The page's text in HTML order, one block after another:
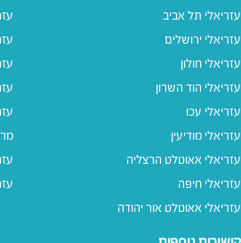
עזריאלי תל אביב
עזריאלי ירושלים
עזריאלי חולון
עזריאלי הוד השרון
עזריאלי עכו
עזריאלי מודיעין
עזריאלי אאוטלט הרצליה
עזריאלי חיפה
עזריאלי אאוטלט אור יהודה